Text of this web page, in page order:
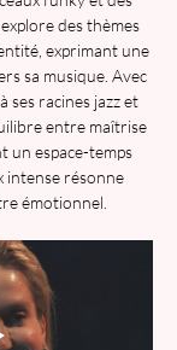
des thèmes
exprimant une
sa musique. Avec
ses racines jazz et
entre maîtrise
un espace-temps
intense résonne
émotionnel.